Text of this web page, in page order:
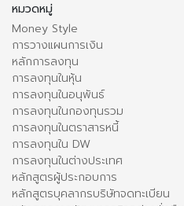
หมวดหมู่
Money Style
การวางแผนการเงิน
หลักการลงทุน
การลงทุนในหุ้น
การลงทุนในอนุพันธ์
การลงทุนในกองทุนรวม
การลงทุนในตราสารหนี้
การลงทุนใน DW
การลงทุนในต่างประเทศ
หลักสูตรผู้ประกอบการ
หลักสูตรบุคลากรบริษัทจดทะเบียน